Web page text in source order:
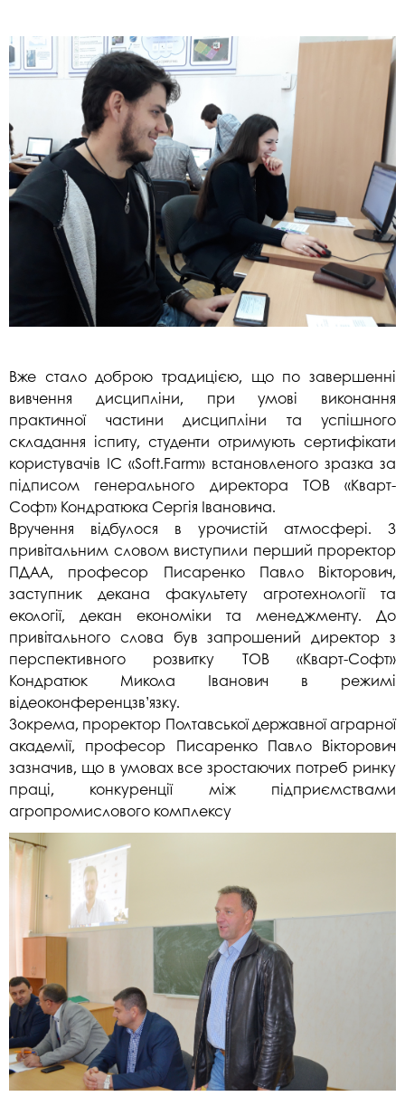
Вже стало доброю традицією, що по завершенні
вивчення дисципліни, при умові виконання
практичної частини дисципліни та успішного
складання іспиту, студенти отримують сертифікати
користувачів ІС «Soft.Farm» встановленого зразка за
підписом генерального директора ТОВ «Кварт-
Софт» Кондратюка Сергія Івановича.
Вручення відбулося в урочистій атмосфері. З
привітальним словом виступили перший проректор
ПДАА, професор Писаренко Павло Вікторович,
заступник декана факультету агротехнології та
екології, декан економіки та менеджменту. До
привітального слова був запрошений директор з
перспективного розвитку ТОВ «Кварт-Софт»
Кондратюк Микола Іванович в режимі
відеоконференцзв’язку.
Зокрема, проректор Полтавської державної аграрної
академії, професор Писаренко Павло Вікторович
зазначив, що в умовах все зростаючих потреб ринку
праці, конкуренції між підприємствами
агропромислового комплексу